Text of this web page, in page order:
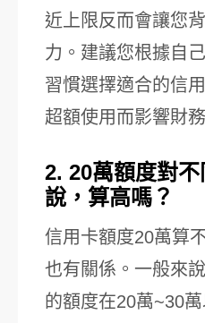
近上限反而會讓您
力。建議您根據自
習慣選擇適合的信
超額使用而影響財
2. 20萬額度對
說，算高嗎？
信用卡額度20萬算
也有關係。一般來
的額度在20萬~30